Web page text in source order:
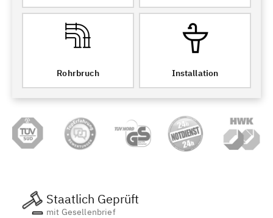
Rohrbruch Installation
Staatlich Geprüft
mit Gesellenbrief